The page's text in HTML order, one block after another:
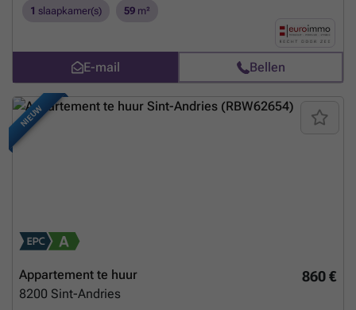
al wat een mens wensen kan om er z'n eigen stek van te maken. 2
slaapkamers waarvan 1 ingericht als dressing.Mogelijkheid tot het
bijhuren van een garage in de nabijheid.50 EUR voorschot op de
syndicuskosten per maand. EPC = 182Meer weten?
1 slaapkamer(s) 59 m²
E-mail Bellen
NIEUW
860 €
Appartement te huur
8200 Sint-Andries